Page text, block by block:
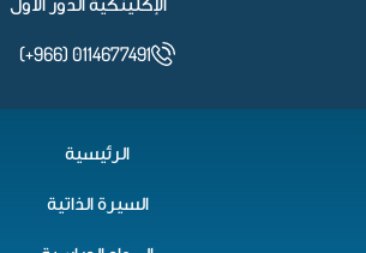
(+966) 0114677491
الرئيسية
السيرة الذاتية